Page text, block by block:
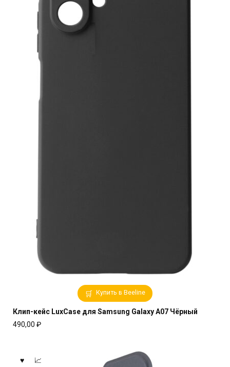
Купить в Beeline
Клип-кейс LuxCase для Samsung Galaxy A07 Чёрный
490,00 ₽